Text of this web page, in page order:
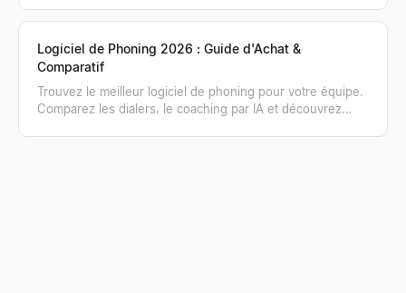
Logiciel de Phoning 2026 : Guide d'Achat &
Comparatif
Trouvez le meilleur logiciel de phoning pour votre équipe.
Comparez les dialers, le coaching par IA et découvrez